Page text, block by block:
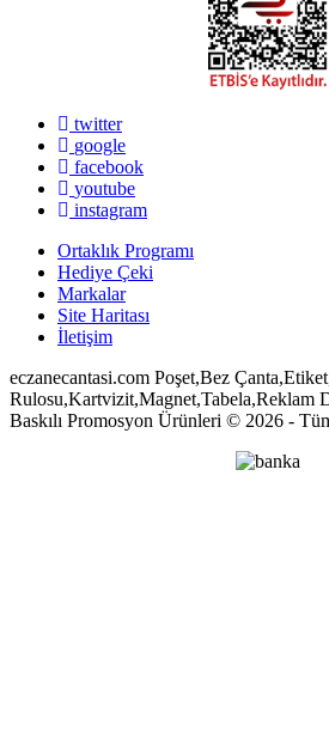
twitter
google
facebook
youtube
instagram
Ortaklık Programı
Hediye Çeki
Markalar
Site Haritası
İletişim
eczanecantasi.com Poşet,Bez
Rulosu,Kartvizit,Magnet,Tabela,Reklam
Baskılı Promosyon Ürünleri © 2026 -